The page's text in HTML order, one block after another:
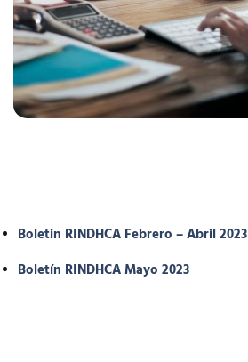
Boletin RINDHCA Febrero – Abril 2023
Boletín RINDHCA Mayo 2023